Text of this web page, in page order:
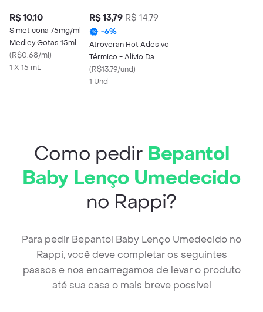
R$ 10,10
Simeticona 75mg/ml
Medley Gotas 15ml
(R$0.68/ml)
1 X 15 mL
R$ 13,79 R$ 14,79
-6%
Atroveran Hot Adesivo
Térmico - Alívio Da
(R$13.79/und)
1 Und
Como pedir Bepantol
Baby Lenço Umedecido
no Rappi?
Para pedir Bepantol Baby Lenço Umedecido no
Rappi, você deve completar os seguintes
passos e nos encarregamos de levar o produto
até sua casa o mais breve possível